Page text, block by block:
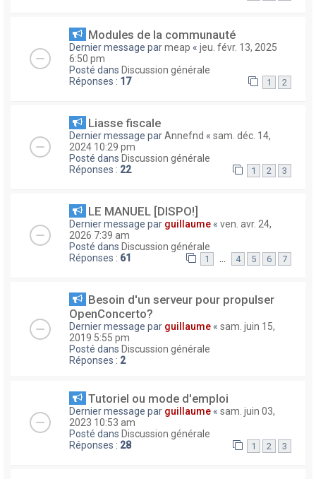
Modules de la communauté
Dernier message parmeap « jeu. févr. 13, 2025
6:50 pm
Posté dans Discussion générale
Réponses : 17 1 2
Liasse fiscale
Dernier message parAnnefnd « sam. déc. 14,
2024 10:29 pm
Posté dans Discussion générale
Réponses : 22 1 2 3
LE MANUEL [DISPO!]
Dernier message par guillaume « ven. avr. 24,
2026 7:39 am
Posté dans Discussion générale
Réponses : 61 1 … 4 5 6 7
Besoin d'un serveur pour propulser
OpenConcerto?
Dernier message par guillaume « sam. juin 15,
2019 5:55 pm
Posté dans Discussion générale
Réponses : 2
Tutoriel ou mode d'emploi
Dernier message par guillaume « sam. juin 03,
2023 10:53 am
Posté dans Discussion générale
Réponses : 28 1 2 3